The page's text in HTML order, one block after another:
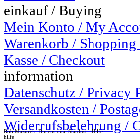
einkauf / Buying
Mein Konto / My
Warenkorb / Shopping
Kasse / Checkout
information
Datenschutz / Privacy
Versandkosten /
Widerrufsbelehrung /
Rob Mazurek: Dimensional Stardust - Hilfe
hilfe